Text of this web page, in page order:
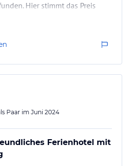
Hier stimmt das Preis
Paar im Juni 2024
Ferienhotel mit